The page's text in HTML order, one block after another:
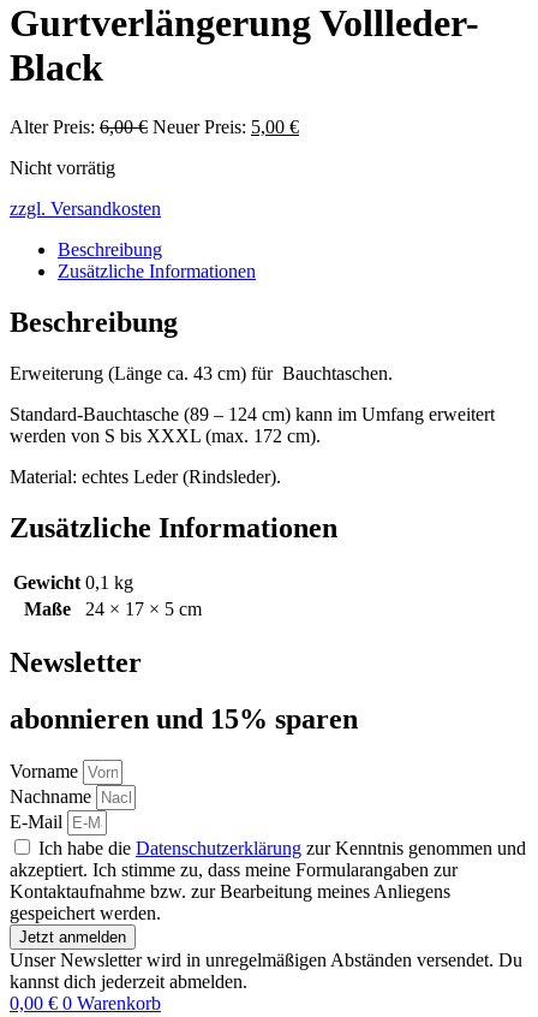
Gurtverlängerung Vollleder-
Black
Alter Preis: 6,00€ Ursprünglicher
Neuer Preis: 5,00 €
Nicht vorrätig
zzgl. Versandkosten
Beschreibung
Zusätzliche Informationen
Beschreibung
Erweiterung (Länge ca. 43 cm) für Bauchtaschen.
Standard-Bauchtasche (89 – 124 cm) kann im Umfang erweitert
werden von S bis XXXL (max. 172 cm).
Material: echtes Leder (Rindsleder).
Zusätzliche Informationen
Gewicht 0,1 kg
Maße
24 × 17 × 5 cm
Newsletter
abon­nie­ren und 15% sparen
Vorname
Nachname
E-Mail
Ich habe die Datenschutzerklärung zur Kenntnis genommen und
akzeptiert. Ich stimme zu, dass meine Formularangaben zur
Kontaktaufnahme bzw. zur Bearbeitung meines Anliegens
gespeichert werden.
Jetzt anmelden
Unser Newsletter wird in unregelmäßigen Abständen versendet. Du
kannst dich jederzeit abmelden.
0,00 € 0 Warenkorb